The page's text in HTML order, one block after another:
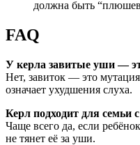
должна быть
FAQ
У керла завитые уши —
Нет, завиток — это
означает ухудшения слуха.
Керл подходит для семьи
Чаще всего да, если
не тянет её за уши.